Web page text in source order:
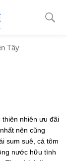
Tây
nhiên ưu đãi
nên cũng
sum suê, cá tôm
nước hữu tình